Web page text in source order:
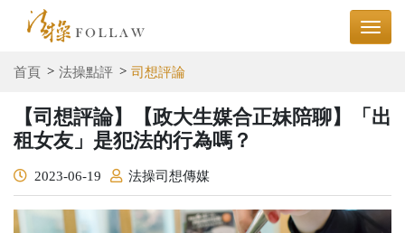
首頁 法操點評 司想評論
【司想評論】【政大生媒合正妹陪聊】「出
租女友」是犯法的行為嗎？
2023-06-19 法操司想傳媒